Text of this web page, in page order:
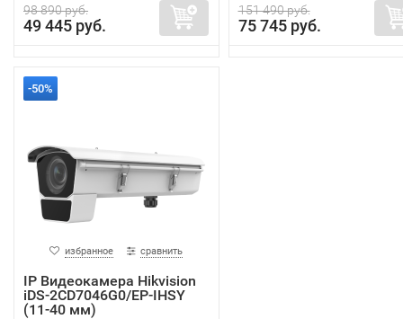
98 890 руб.
49 445 руб.
151 490 руб.
75 745 руб.
-50%
избранное сравнить
IP Видеокамера Hikvision
iDS-2CD7046G0/EP-IHSY
(11-40 мм)